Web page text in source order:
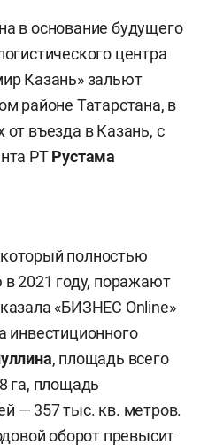
в основание будущего
центра
Казань» зальют
районе Татарстана, в
от въезда в Казань, с
РТРустама
полностью
2021 году, поражают
«БИЗНЕС Online»
инвестиционного
, площадь всего
га, площадь
— 357 тыс. кв. метров.
оборот превысит